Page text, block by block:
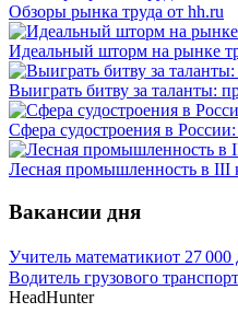
Обзоры рынка труда от hh.ru
Идеальный шторм на рынке
Выиграть битву за таланты:
Сфера судостроения в России:
Лесная промышленность в III
Вакансии дня
Учитель математикиот 27 000
Водитель грузового
HeadHunter